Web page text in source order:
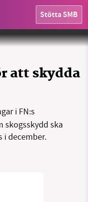
Stötta SMB
Tipsa oss
att skydda
i FN:s
skogsskydd ska
i december.
Foto:Chemical Engineer